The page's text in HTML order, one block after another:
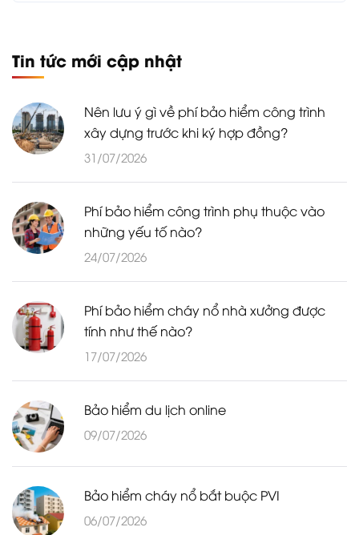
Tin tức mới cập nhật
Nên lưu ý gì về phí bảo hiểm công trình
xây dựng trước khi ký hợp đồng?
31/07/2026
Phí bảo hiểm công trình phụ thuộc vào
những yếu tố nào?
24/07/2026
Phí bảo hiểm cháy nổ nhà xưởng được
tính như thế nào?
17/07/2026
Bảo hiểm du lịch online
09/07/2026
Bảo hiểm cháy nổ bắt buộc PVI
06/07/2026